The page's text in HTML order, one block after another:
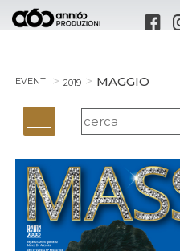
EVENTI 2019 MAGGIO